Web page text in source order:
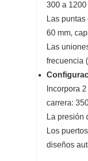
300 a 1200
Las
60 mm,
Las
frecuencia
Incorpora
carrera:
La presión
Los
diseños